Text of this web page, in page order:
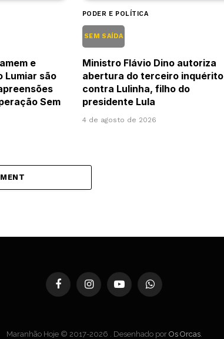
e
Lumiar são
Sem
PODER E POLÍTICA
SEM SAÍDA
Ministro Flávio Dino autoriza
abertura do terceiro inquérito
contra Lulinha, filho do
presidente Lula
4 de agosto de 2026
FacebookInstagramYouTubeWhatsApp
Maranhão Hoje © 2017-2026 . Desenhado por Os Orcas.